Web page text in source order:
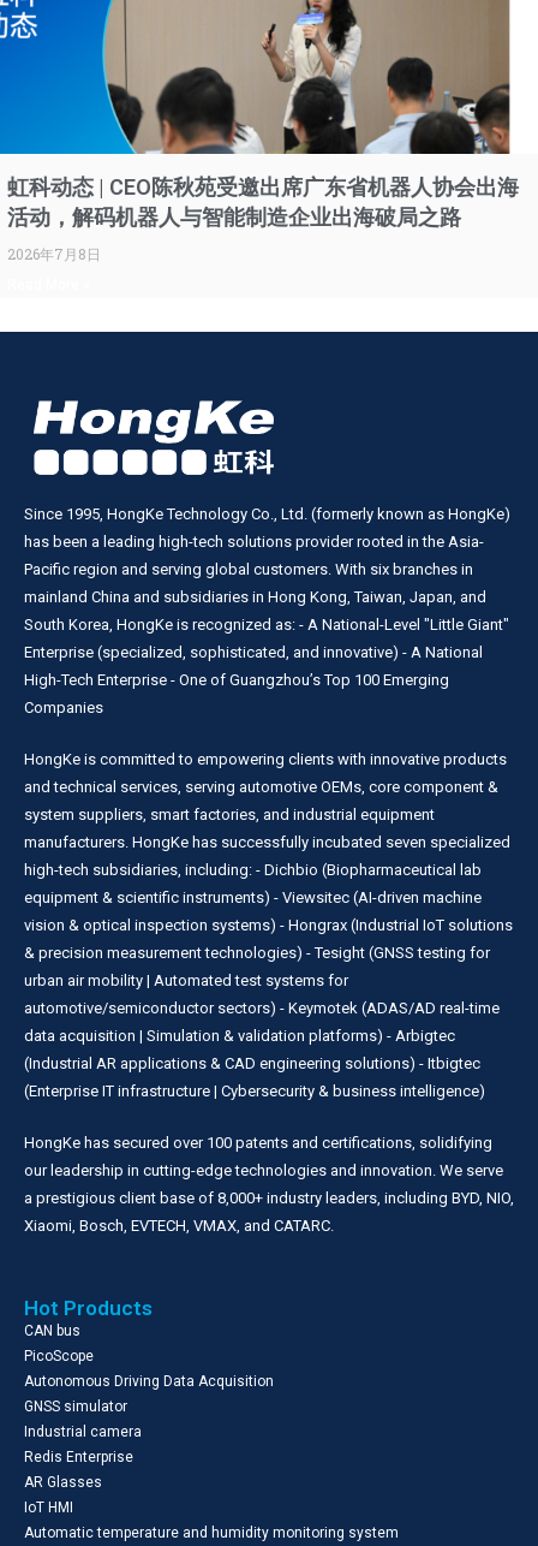
虹科动态 | CEO陈秋苑受邀出席广东省机器人协会出海
活动，解码机器人与智能制造企业出海破局之路
2026年7月8日
Since 1995, HongKe Technology Co., Ltd. (formerly known as HongKe)
has been a leading high-tech solutions provider rooted in the Asia-
Pacific region and serving global customers. With six branches in
mainland China and subsidiaries in Hong Kong, Taiwan, Japan, and
South Korea, HongKe is recognized as: - A National-Level "Little Giant"
Enterprise (specialized, sophisticated, and innovative) - A National
High-Tech Enterprise - One of Guangzhou’s Top 100 Emerging
Companies
HongKe is committed to empowering clients with innovative products
and technical services, serving automotive OEMs, core component &
system suppliers, smart factories, and industrial equipment
manufacturers. HongKe has successfully incubated seven specialized
high-tech subsidiaries, including: - Dichbio (Biopharmaceutical lab
equipment & scientific instruments) - Viewsitec (AI-driven machine
vision & optical inspection systems) - Hongrax (Industrial IoT solutions
& precision measurement technologies) - Tesight (GNSS testing for
urban air mobility | Automated test systems for
automotive/semiconductor sectors) - Keymotek (ADAS/AD real-time
data acquisition | Simulation & validation platforms) - Arbigtec
(Industrial AR applications & CAD engineering solutions) - Itbigtec
(Enterprise IT infrastructure | Cybersecurity & business intelligence)
HongKe has secured over 100 patents and certifications, solidifying
our leadership in cutting-edge technologies and innovation. We serve
a prestigious client base of 8,000+ industry leaders, including BYD, NIO,
Xiaomi, Bosch, EVTECH, VMAX, and CATARC.
Hot Products
CAN bus
PicoScope
Autonomous Driving Data Acquisition
GNSS simulator
Industrial camera
Redis Enterprise
AR Glasses
IoT HMI
Automatic temperature and humidity monitoring system